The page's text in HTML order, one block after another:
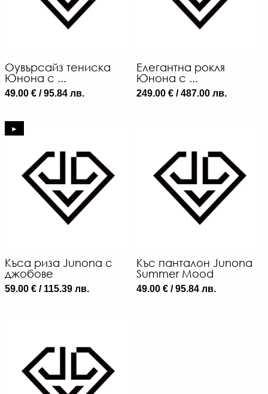
Оувърсайз тениска
Юнона с ...
49.00 € / 95.84 лв.
Елегантна рокля
Юнона с ...
249.00 € / 487.00 лв.
►
Къса риза Junona с
джобове
59.00 € / 115.39 лв.
Къс панталон Junona
Summer Mood
49.00 € / 95.84 лв.